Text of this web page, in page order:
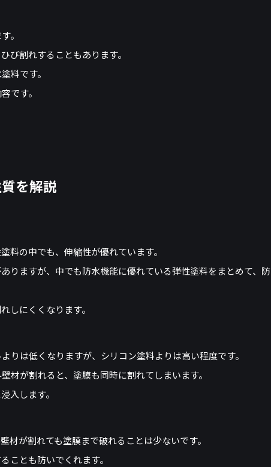
。
び割れすることもあります。
料です。
です。
を解説
料の中でも、伸縮性が優れています。
りますが、中でも防水機能に優れている弾性塗料をまとめて、防
しにくくなります。
りは低くなりますが、シリコン塗料よりは高い程度です。
材が割れると、塗膜も同時に割れてしまいます。
入します。
材が割れても塗膜まで破れることは少ないです。
ことも防いでくれます。